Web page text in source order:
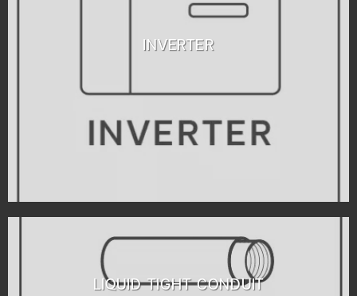
INVERTER
LIQUID TIGHT CONDUIT